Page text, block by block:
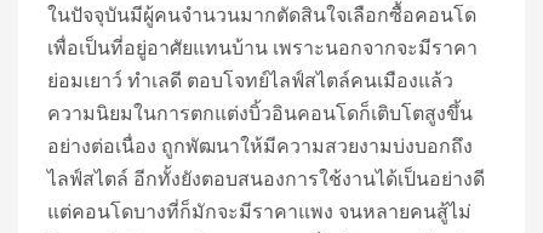
ในปัจจุบันมีผู้คนจำนวนมากตัดสินใจเลือกซื้อคอนโด
เพื่อเป็นที่อยู่อาศัยแทนบ้าน เพราะนอกจากจะมีราคา
ย่อมเยาว์ ทำเลดี ตอบโจทย์ไลฟ์สไตล์คนเมืองแล้ว
ความนิยมในการตกแต่งบิ้วอินคอนโดก็เติบโตสูงขึ้น
อย่างต่อเนื่อง ถูกพัฒนาให้มีความสวยงามบ่งบอกถึง
ไลฟ์สไตล์ อีกทั้งยังตอบสนองการใช้งานได้เป็นอย่างดี
แต่คอนโดบางที่ก็มักจะมีราคาแพง จนหลายคนสู้ไม่